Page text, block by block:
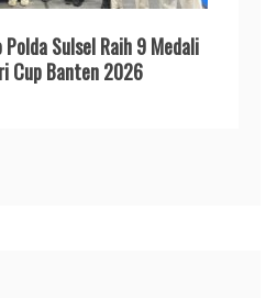
Sulsel Raih 9 Medali
Cup Banten 2026